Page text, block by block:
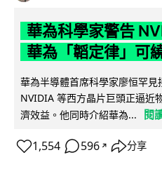
華為科學家警告
華為「韜定律」可
華為半導體首席科學家廖恒罕
NVIDIA 等西方晶片巨頭正逼近
濟效益。他同時介紹華為...
閱
1,554 596 ↗ 分享